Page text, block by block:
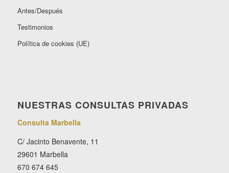
Antes/Después
Testimonios
Política de cookies (UE)
NUESTRAS CONSULTAS PRIVADAS
Consulta Marbella
C/ Jacinto Benavente, 11
29601 Marbella
670 674 645